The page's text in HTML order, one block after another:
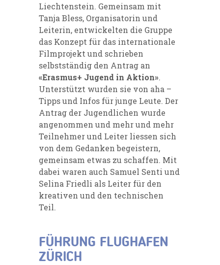
Liechtenstein. Gemeinsam mit
Tanja Bless, Organisatorin und
Leiterin, entwickelten die Gruppe
das Konzept für das internationale
Filmprojekt und schrieben
selbstständig den Antrag an
«Erasmus+ Jugend in Aktion».
Unterstützt wurden sie von aha –
Tipps und Infos für junge Leute. Der
Antrag der Jugendlichen wurde
angenommen und mehr und mehr
Teilnehmer und Leiter liessen sich
von dem Gedanken begeistern,
gemeinsam etwas zu schaffen. Mit
dabei waren auch Samuel Senti und
Selina Friedli als Leiter für den
kreativen und den technischen
Teil.
FÜHRUNG FLUGHAFEN
ZÜRICH